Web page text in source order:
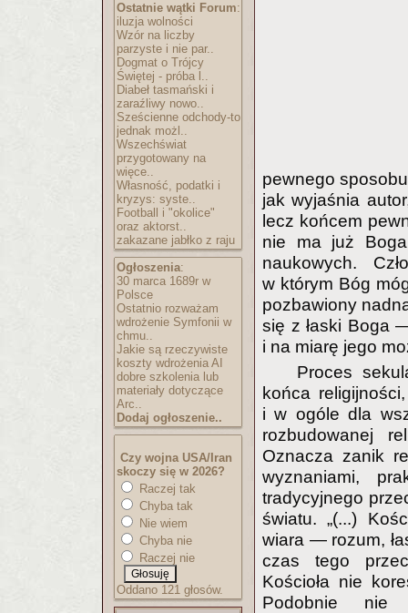
Ostatnie wątki Forum:
iluzja wolności
Wzór na liczby
parzyste i nie par..
Dogmat o Trójcy
Świętej - próba l..
Diabeł tasmański i
zaraźliwy nowo..
Sześcienne odchody-to
jednak możl..
Wszechświat
przygotowany na
więce..
Własność, podatki i
kryzys: syste..
Football i "okolice"
oraz aktorst..
zakazane jabłko z raju
Ogłoszenia:
30 marca 1689r w
Polsce
Ostatnio rozważam
wdrożenie Symfonii w
chmu..
Jakie są rzeczywiste
koszty wdrożenia AI
dobre szkolenia lub
materiały dotyczące
Arc..
Dodaj ogłoszenie..
Czy wojna USA/Iran
skoczy się w 2026?
Raczej tak
Chyba tak
Nie wiem
Chyba nie
Raczej nie
Oddano 121 głosów.
pewnego
jak wyjaśnia
lecz końcem
nie ma już
naukowych.
w którym Bóg
pozbawiony
się z łaski Boga
i na miarę jego
Proces
końca
i w ogóle dla
rozbudowanej
Oznacza zanik
wyznaniami,
tradycyjnego
światu. „(...)
wiara — rozum,
czas tego
Kościoła nie
Podobnie